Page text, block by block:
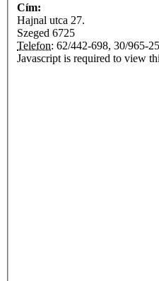
Cím:
Hajnal utca 27.
Szeged 6725
Telefon: 62/442-698, 30/965-
Javascript is required to view